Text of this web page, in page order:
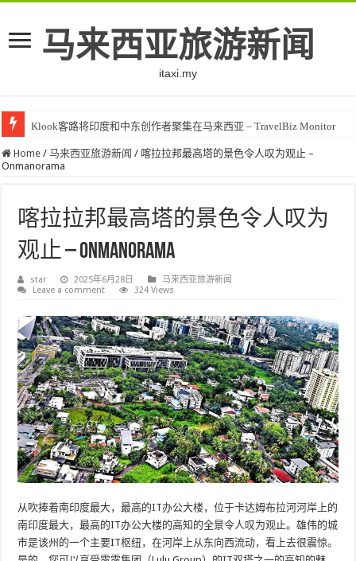
马来西亚旅游新闻
itaxi.my
Klook客路将印度和中东创作者聚集在马来西亚 – TravelBiz Monitor
Home / 马来西亚旅游新闻 / 喀拉拉邦最高塔的景色令人叹为观止 –
Onmanorama
喀拉拉邦最高塔的景色令人叹为
观止 – Onmanorama
star 2025年6月28日
马来西亚旅游新闻
Leave a comment
324 Views
从吹捧着南印度最大，最高的IT办公大楼，位于卡达姆布拉河河岸上的
南印度最大，最高的IT办公大楼的高知的全景令人叹为观止。雄伟的城
市是该州的一个主要IT枢纽，在河岸上从东向西流动，看上去很震惊。